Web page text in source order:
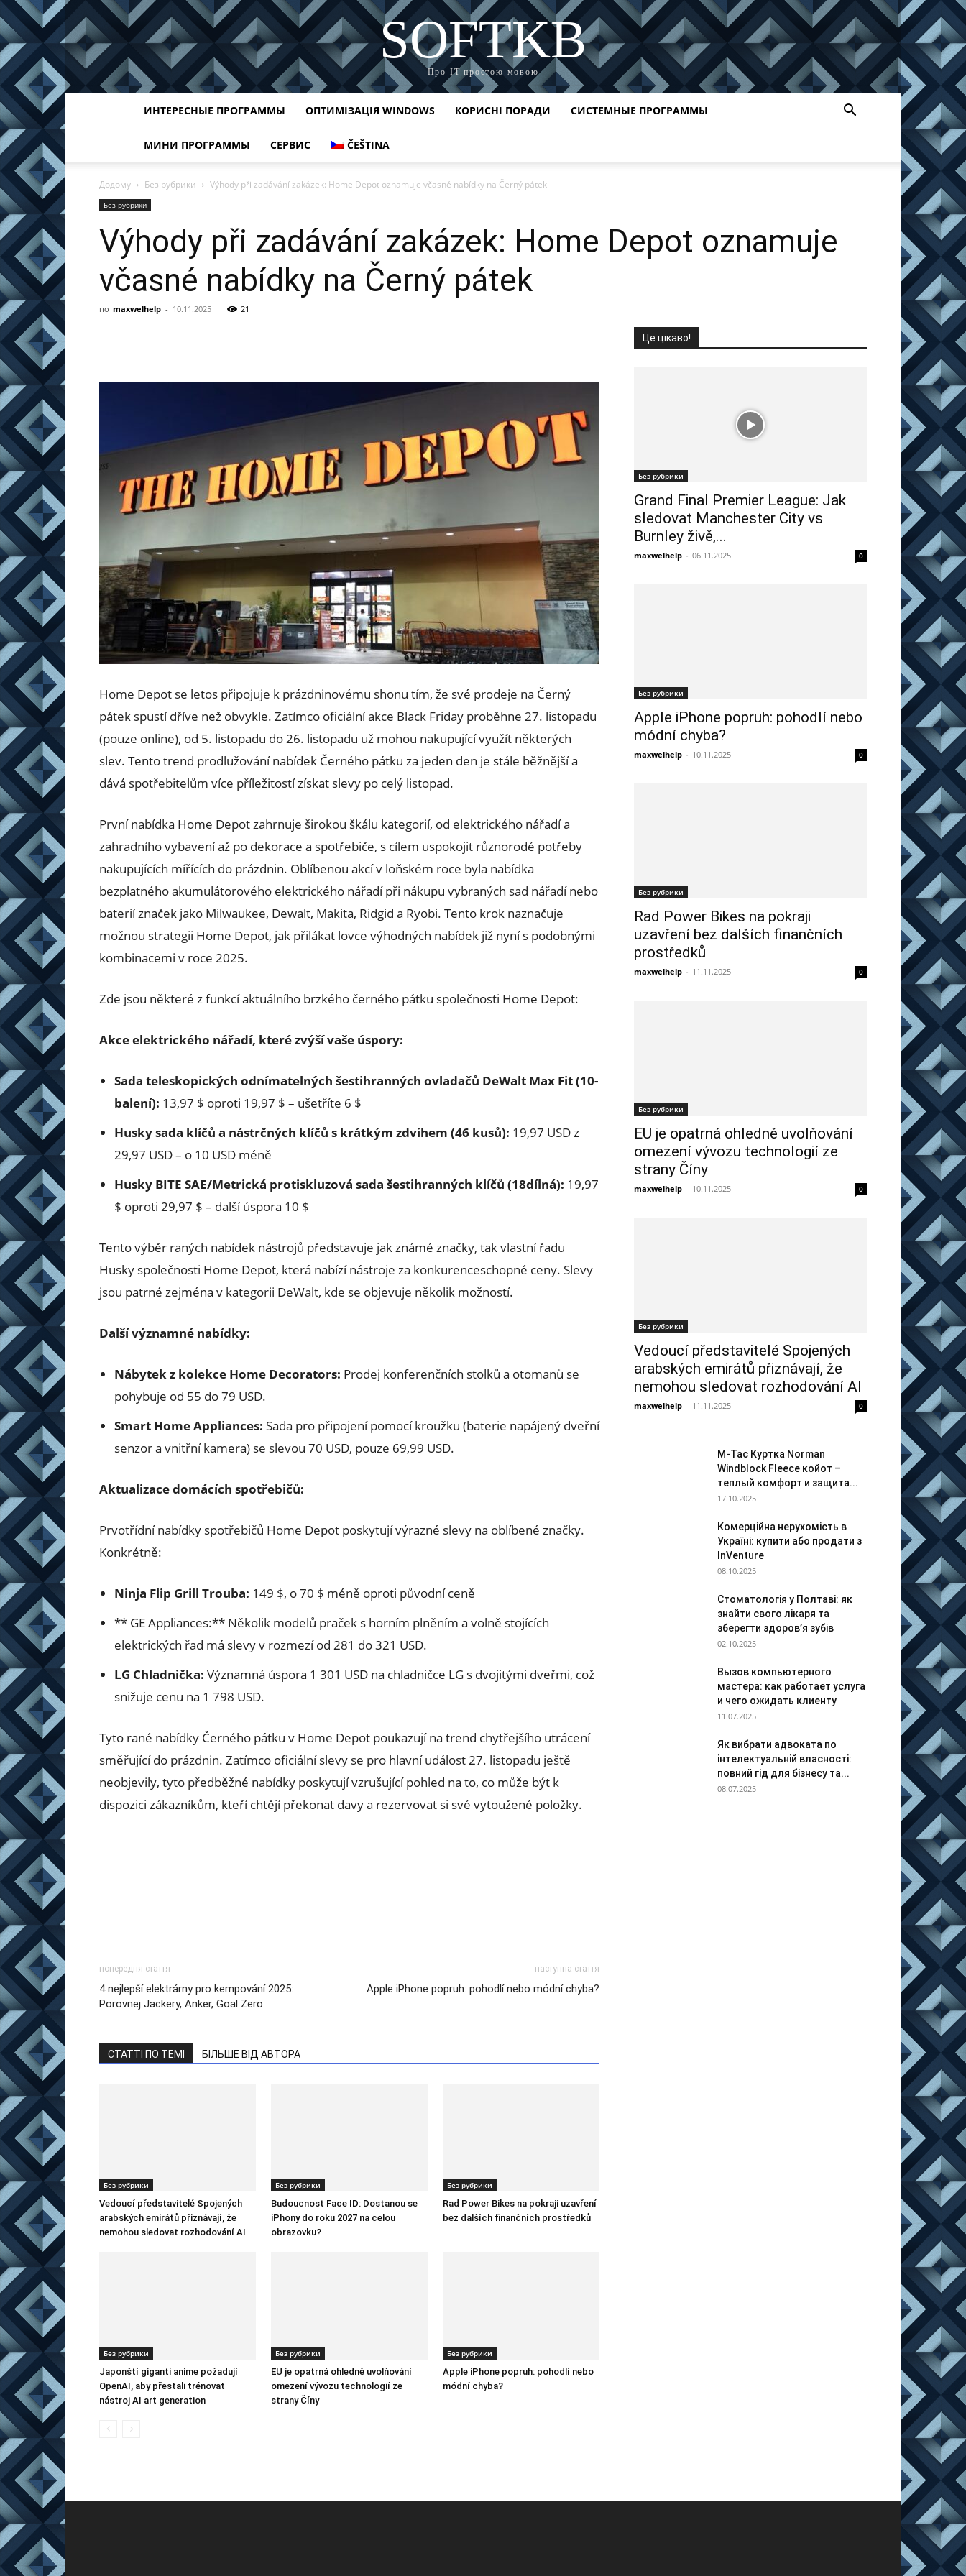
SOFTKB
Про ІТ простою мовою
ИНТЕРЕСНЫЕ ПРОГРАММЫ ОПТИМІЗАЦІЯ WINDOWS КОРИСНІ ПОРАДИ СИСТЕМНЫЕ ПРОГРАММЫ
МИНИ ПРОГРАММЫ СЕРВИС ČEŠTINA
Додому Без рубрики Výhody při zadávání zakázek: Home Depot oznamuje včasné nabídky na Černý pátek
Без рубрики
Výhody při zadávání zakázek: Home Depot oznamuje
včasné nabídky na Černý pátek
по maxwelhelp - 10.11.2025 21
Home Depot se letos připojuje k prázdninovému shonu tím, že své prodeje na Černý
pátek spustí dříve než obvykle. Zatímco oficiální akce Black Friday proběhne 27. listopadu
(pouze online), od 5. listopadu do 26. listopadu už mohou nakupující využít některých
slev. Tento trend prodlužování nabídek Černého pátku za jeden den je stále běžnější a
dává spotřebitelům více příležitostí získat slevy po celý listopad.
První nabídka Home Depot zahrnuje širokou škálu kategorií, od elektrického nářadí a
zahradního vybavení až po dekorace a spotřebiče, s cílem uspokojit různorodé potřeby
nakupujících mířících do prázdnin. Oblíbenou akcí v loňském roce byla nabídka
bezplatného akumulátorového elektrického nářadí při nákupu vybraných sad nářadí nebo
baterií značek jako Milwaukee, Dewalt, Makita, Ridgid a Ryobi. Tento krok naznačuje
možnou strategii Home Depot, jak přilákat lovce výhodných nabídek již nyní s podobnými
kombinacemi v roce 2025.
Zde jsou některé z funkcí aktuálního brzkého černého pátku společnosti Home Depot:
Akce elektrického nářadí, které zvýší vaše úspory:
Sada teleskopických odnímatelných šestihranných ovladačů DeWalt Max Fit (10-
balení): 13,97 $ oproti 19,97 $ – ušetříte 6 $
Husky sada klíčů a nástrčných klíčů s krátkým zdvihem (46 kusů): 19,97 USD z
29,97 USD – o 10 USD méně
Husky BITE SAE/Metrická protiskluzová sada šestihranných klíčů (18dílná): 19,97
$ oproti 29,97 $ – další úspora 10 $
Tento výběr raných nabídek nástrojů představuje jak známé značky, tak vlastní řadu
Husky společnosti Home Depot, která nabízí nástroje za konkurenceschopné ceny. Slevy
jsou patrné zejména v kategorii DeWalt, kde se objevuje několik možností.
Další významné nabídky:
Nábytek z kolekce Home Decorators: Prodej konferenčních stolků a otomanů se
pohybuje od 55 do 79 USD.
Smart Home Appliances: Sada pro připojení pomocí kroužku (baterie napájený dveřní
senzor a vnitřní kamera) se slevou 70 USD, pouze 69,99 USD.
Aktualizace domácích spotřebičů:
Prvotřídní nabídky spotřebičů Home Depot poskytují výrazné slevy na oblíbené značky.
Konkrétně:
Ninja Flip Grill Trouba: 149 $, o 70 $ méně oproti původní ceně
** GE Appliances:** Několik modelů praček s horním plněním a volně stojících
elektrických řad má slevy v rozmezí od 281 do 321 USD.
LG Chladnička: Významná úspora 1 301 USD na chladničce LG s dvojitými dveřmi, což
snižuje cenu na 1 798 USD.
Tyto rané nabídky Černého pátku v Home Depot poukazují na trend chytřejšího utrácení
směřující do prázdnin. Zatímco oficiální slevy se pro hlavní událost 27. listopadu ještě
neobjevily, tyto předběžné nabídky poskytují vzrušující pohled na to, co může být k
dispozici zákazníkům, kteří chtějí překonat davy a rezervovat si své vytoužené položky.
попередня стаття
4 nejlepší elektrárny pro kempování 2025:
Porovnej Jackery, Anker, Goal Zero
наступна стаття
Apple iPhone popruh: pohodlí nebo módní chyba?
СТАТТІ ПО ТЕМІ БІЛЬШЕ ВІД АВТОРА
Без рубрики
Vedoucí představitelé Spojených
arabských emirátů přiznávají, že
nemohou sledovat rozhodování AI
Без рубрики
Budoucnost Face ID: Dostanou se
iPhony do roku 2027 na celou
obrazovku?
Без рубрики
Rad Power Bikes na pokraji uzavření
bez dalších finančních prostředků
Без рубрики
Japonští giganti anime požadují
OpenAI, aby přestali trénovat
nástroj AI art generation
Без рубрики
EU je opatrná ohledně uvolňování
omezení vývozu technologií ze
strany Číny
Без рубрики
Apple iPhone popruh: pohodlí nebo
módní chyba?
Це цікаво!
Без рубрики
Grand Final Premier League: Jak
sledovat Manchester City vs
Burnley živě,...
maxwelhelp - 06.11.2025 0
Без рубрики
Apple iPhone popruh: pohodlí nebo
módní chyba?
maxwelhelp - 10.11.2025 0
Без рубрики
Rad Power Bikes na pokraji
uzavření bez dalších finančních
prostředků
maxwelhelp - 11.11.2025 0
Без рубрики
EU je opatrná ohledně uvolňování
omezení vývozu technologií ze
strany Číny
maxwelhelp - 10.11.2025 0
Без рубрики
Vedoucí představitelé Spojených
arabských emirátů přiznávají, že
nemohou sledovat rozhodování AI
maxwelhelp - 11.11.2025 0
M-Tac Куртка Norman
Windblock Fleece койот –
теплый комфорт и защита...
17.10.2025
Комерційна нерухомість в
Україні: купити або продати з
InVenture
08.10.2025
Стоматологія у Полтаві: як
знайти свого лікаря та
зберегти здоров’я зубів
02.10.2025
Вызов компьютерного
мастера: как работает услуга
и чего ожидать клиенту
11.07.2025
Як вибрати адвоката по
інтелектуальній власності:
повний гід для бізнесу та...
08.07.2025